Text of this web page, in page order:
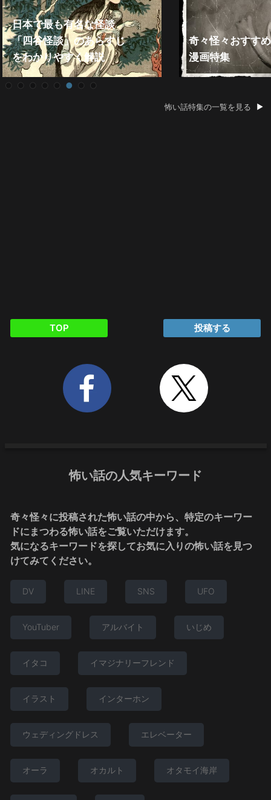
日本で最も有名な怪談
「四谷怪談」のあらすじ
をわかりやすく解説
奇々怪々おすす
漫画特集
怖い話特集の一覧を見る
TOP 投稿する
怖い話の人気キーワード
奇々怪々に投稿された怖い話の中から、特定のキーワー
ドにまつわる怖い話をご覧いただけます。
気になるキーワードを探してお気に入りの怖い話を見つ
けてみてください。
DV LINE SNS UFO
YouTuber アルバイト いじめ
イタコ イマジナリーフレンド
イラスト インターホン
ウェディングドレス エレベーター
オーラ オカルト オタモイ海岸